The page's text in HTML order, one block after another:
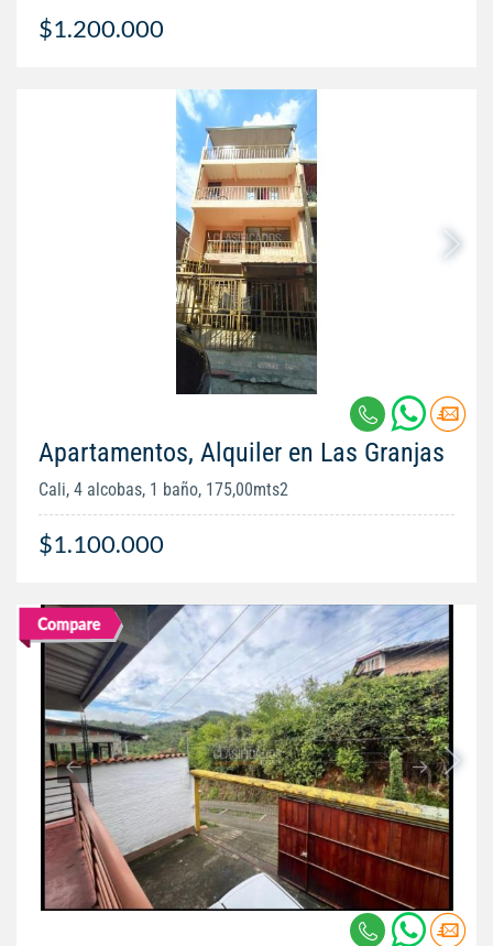
$1.200.000
Apartamentos, Alquiler en Las Granjas
Cali, 4 alcobas, 1 baño, 175,00mts2
$1.100.000